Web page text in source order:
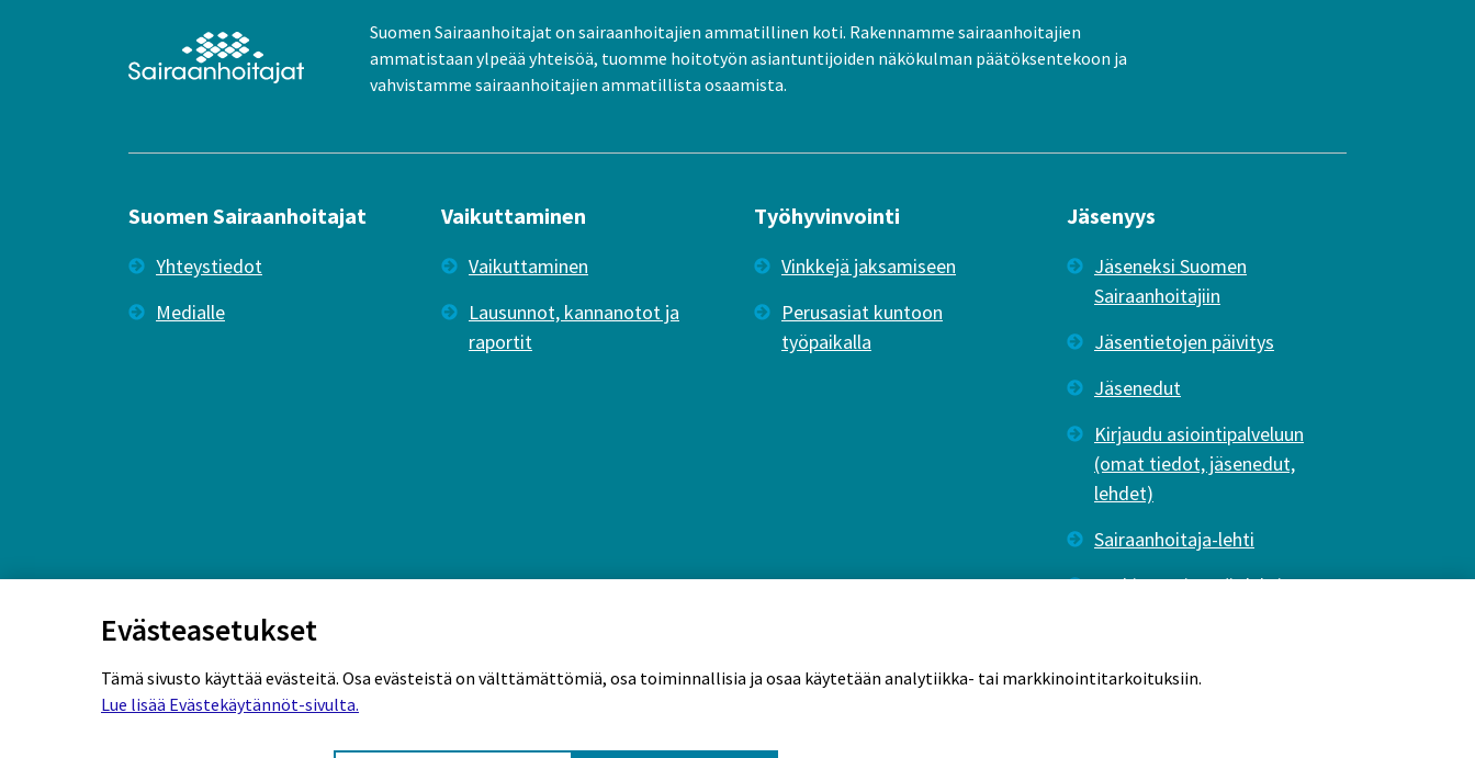
Suomen Sairaanhoitajat on sairaanhoitajien ammatillinen koti. Rakennamme sairaanhoitajien
ammatistaan ylpeää yhteisöä, tuomme hoitotyön asiantuntijoiden näkökulman päätöksentekoon ja
vahvistamme sairaanhoitajien ammatillista osaamista.
Suomen Sairaanhoitajat
Yhteystiedot
Medialle
Vaikuttaminen
Vaikuttaminen
Lausunnot, kannanotot ja
raportit
Työhyvinvointi
Vinkkejä jaksamiseen
Perusasiat kuntoon
työpaikalla
Jäsenyys
Jäseneksi Suomen
Sairaanhoitajiin
Jäsentietojen päivitys
Jäsenedut
Kirjaudu asiointipalveluun
(omat tiedot, jäsenedut,
lehdet)
Sairaanhoitaja-lehti
Tutkiva Hoitotyö -lehti
Rekisteriseloste Tietosuojaseloste
Evästeasetukset
Tämä sivusto käyttää evästeitä. Osa evästeistä on välttämättömiä, osa toiminnallisia ja osaa käytetään analytiikka- tai markkinointitarkoituksiin.
Lue lisää Evästekäytännöt-sivulta.